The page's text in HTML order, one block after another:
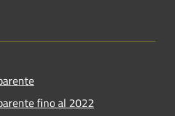
fino al 2022